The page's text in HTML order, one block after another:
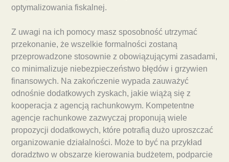
optymalizowania fiskalnej.
Z uwagi na ich pomocy masz sposobność utrzymać
przekonanie, że wszelkie formalności zostaną
przeprowadzone stosownie z obowiązującymi zasadami,
co minimalizuje niebezpieczeństwo błędów i grzywien
finansowych. Na zakończenie wypada zauważyć
odnośnie dodatkowych zyskach, jakie wiążą się z
kooperacja z agencją rachunkowym. Kompetentne
agencje rachunkowe zazwyczaj proponują wiele
propozycji dodatkowych, które potrafią dużo uproszczać
organizowanie działalności. Może to być na przykład
doradztwo w obszarze kierowania budżetem, podparcie